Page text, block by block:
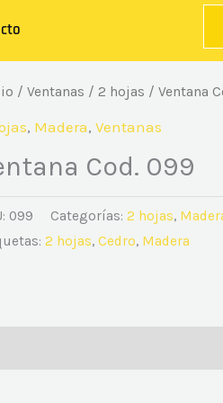
/ Ventanas / 2 hojas / Ventana
, Madera, Ventanas
Cod. 099
099 Categorías: 2 hojas,
2 hojas, Cedro, Madera